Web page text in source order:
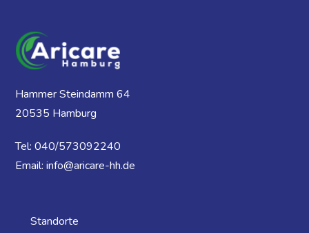
Hammer Steindamm 64
20535 Hamburg
Tel: 040/573092240
Email: info@aricare-hh.de
Standorte